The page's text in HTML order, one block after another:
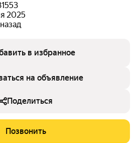
2025
в избранное
на объявление
Поделиться
Позвонить